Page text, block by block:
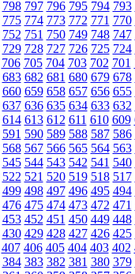
798 797 796 795 794 793
775 774 773 772 771 770
752 751 750 749 748 747
729 728 727 726 725 724
706 705 704 703 702 701
683 682 681 680 679 678
660 659 658 657 656 655
637 636 635 634 633 632
614 613 612 611 610 609
591 590 589 588 587 586
568 567 566 565 564 563
545 544 543 542 541 540
522 521 520 519 518 517
499 498 497 496 495 494
476 475 474 473 472 471
453 452 451 450 449 448
430 429 428 427 426 425
407 406 405 404 403 402
384 383 382 381 380 379